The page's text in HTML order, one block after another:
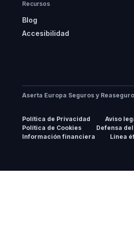
Recursos
Blog
Accesibilidad
Aserta Europa Seguros y
Política de Privacidad
Aviso
Política de Cookies
Defensa
Información financiera
Línea